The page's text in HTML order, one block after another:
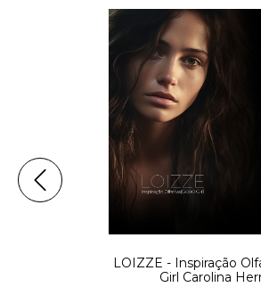
LOIZZE - Inspiração
Girl Carolina